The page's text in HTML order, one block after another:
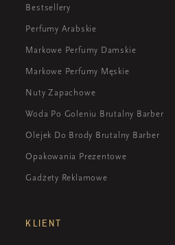
Bestsellery
Perfumy Arabskie
Markowe Perfumy Damskie
Markowe Perfumy Męskie
Nuty Zapachowe
Woda Po Goleniu Brutalny Barber
Olejek Do Brody Brutalny Barber
Opakowania Prezentowe
Gadżety Reklamowe
KLIENT